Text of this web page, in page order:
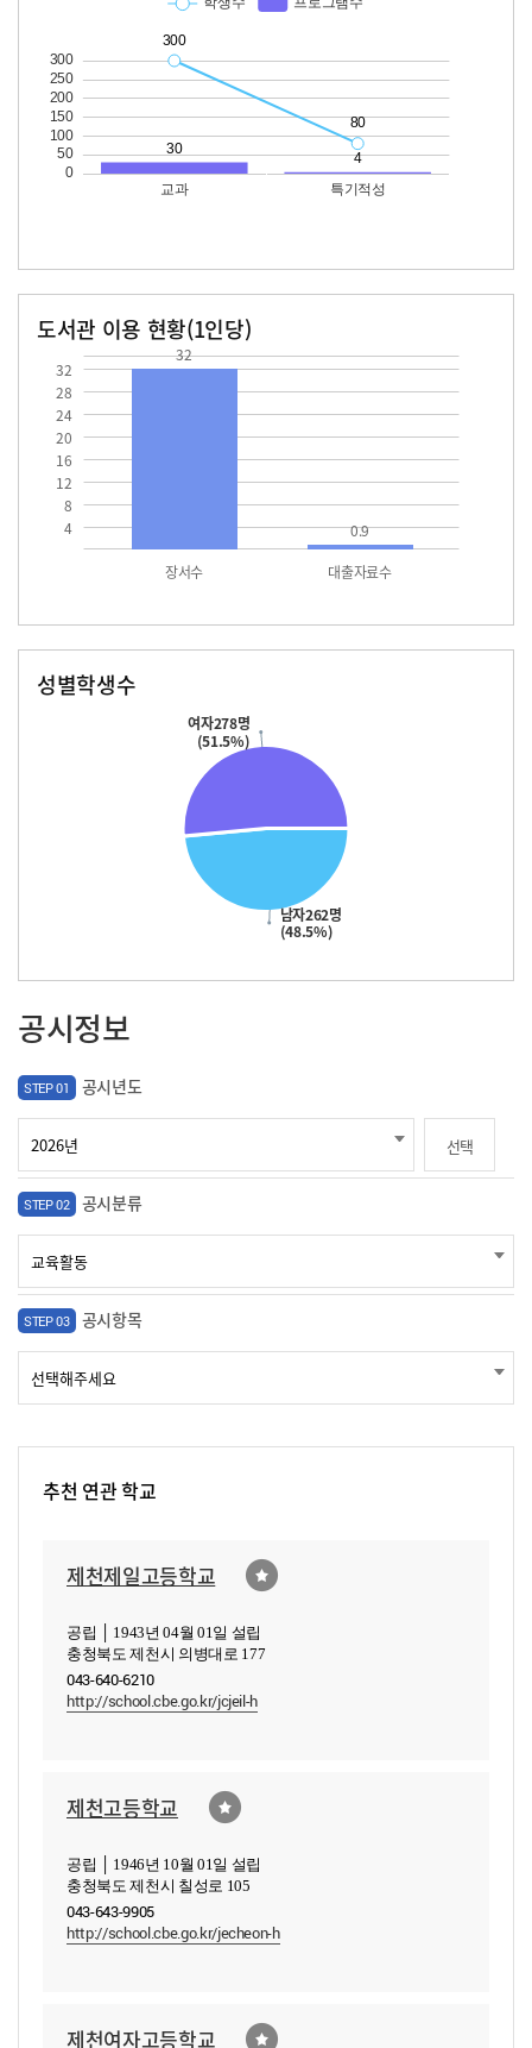
도서관 이용 현황(1인당)
4
8
12
16
20
24
28
32
장서수 대출자료수
32
0.9
성별학생수
남자262명
(48.5%)
여자278명
(51.5%)
공시정보
STEP 01 공시년도
선택
STEP 02 공시분류
STEP 03 공시항목
추천 연관 학교
제천제일고등학교
공립 │ 1943년 04월 01일 설립
충청북도 제천시 의병대로 177
043-640-6210
http://school.cbe.go.kr/jcjeil-h
제천고등학교
공립 │ 1946년 10월 01일 설립
충청북도 제천시 칠성로 105
043-643-9905
http://school.cbe.go.kr/jecheon-h
제천여자고등학교